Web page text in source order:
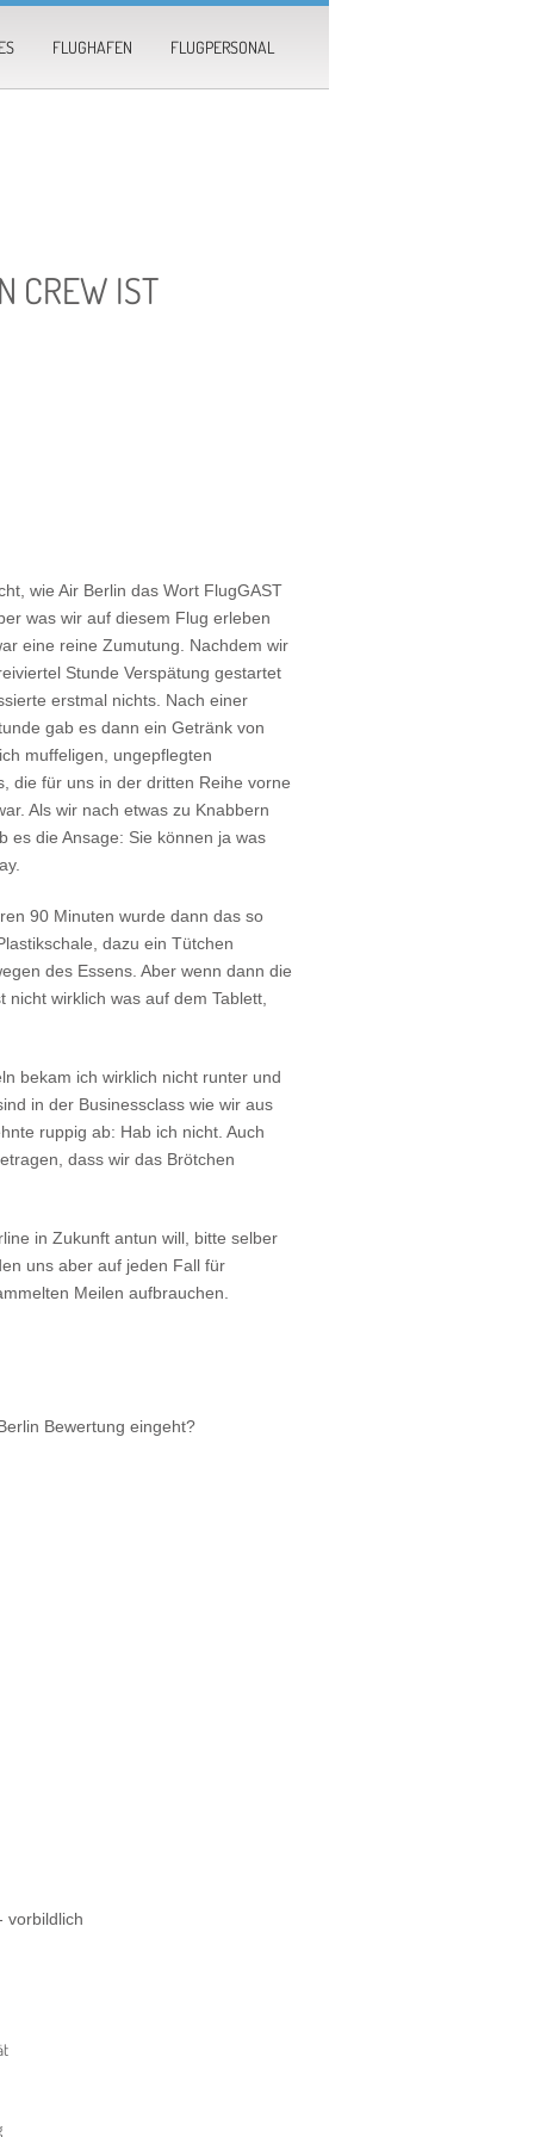
FLUGHAFEN FLUGPERSONAL
CREW IST
wie Air Berlin das Wort FlugGAST
was wir auf diesem Flug erleben
eine reine Zumutung. Nachdem wir
Stunde Verspätung gestartet
erstmal nichts. Nach einer
gab es dann ein Getränk von
muffeligen, ungepflegten
die für uns in der dritten Reihe vorne
Als wir nach etwas zu Knabbern
es die Ansage: Sie können ja was
90 Minuten wurde dann das so
dazu ein Tütchen
des Essens. Aber wenn dann die
wirklich was auf dem Tablett,
bekam ich wirklich nicht runter und
in der Businessclass wie wir aus
ruppig ab: Hab ich nicht. Auch
dass wir das Brötchen
in Zukunft antun will, bitte selber
uns aber auf jeden Fall für
Meilen aufbrauchen.
Bewertung eingeht?
vorbildlich